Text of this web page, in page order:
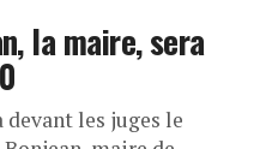
la maire, sera
devant les juges le